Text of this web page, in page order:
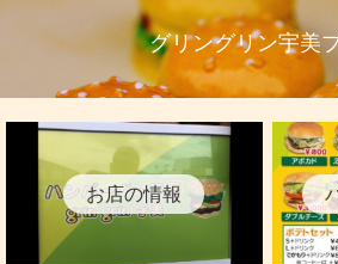
グリングリン宇美
お店の情報